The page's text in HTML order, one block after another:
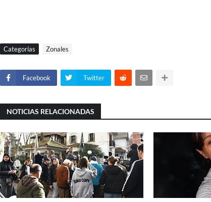
Categorías Zonales
Facebook Twitter
NOTICIAS RELACIONADAS